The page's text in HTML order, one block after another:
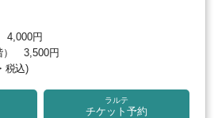
4,000円
） 3,500円
税込)
ラルテ
チケット予約